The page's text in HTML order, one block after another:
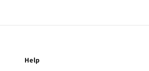
Help